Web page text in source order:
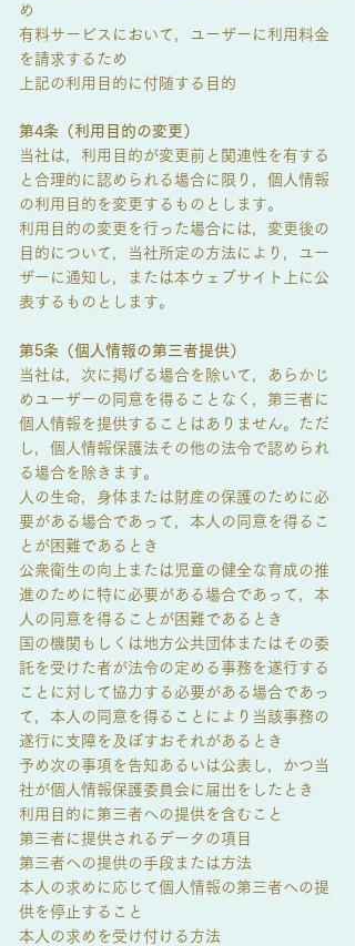
め
有料サービスにおいて，ユーザーに利用料金
を請求するため
上記の利用目的に付随する目的
第4条（利用目的の変更）
当社は，利用目的が変更前と関連性を有する
と合理的に認められる場合に限り，個人情報
の利用目的を変更するものとします。
利用目的の変更を行った場合には，変更後の
目的について，当社所定の方法により，ユー
ザーに通知し，または本ウェブサイト上に公
表するものとします。
第5条（個人情報の第三者提供）
当社は，次に掲げる場合を除いて，あらかじ
めユーザーの同意を得ることなく，第三者に
個人情報を提供することはありません。ただ
し，個人情報保護法その他の法令で認められ
る場合を除きます。
人の生命，身体または財産の保護のために必
要がある場合であって，本人の同意を得るこ
とが困難であるとき
公衆衛生の向上または児童の健全な育成の推
進のために特に必要がある場合であって，本
人の同意を得ることが困難であるとき
国の機関もしくは地方公共団体またはその委
託を受けた者が法令の定める事務を遂行する
ことに対して協力する必要がある場合であっ
て，本人の同意を得ることにより当該事務の
遂行に支障を及ぼすおそれがあるとき
予め次の事項を告知あるいは公表し，かつ当
社が個人情報保護委員会に届出をしたとき
利用目的に第三者への提供を含むこと
第三者に提供されるデータの項目
第三者への提供の手段または方法
本人の求めに応じて個人情報の第三者への提
供を停止すること
本人の求めを受け付ける方法